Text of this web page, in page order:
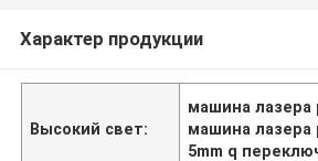
Характер продукции
Высокий свет:
машина лазера
машина лазера
5mm q